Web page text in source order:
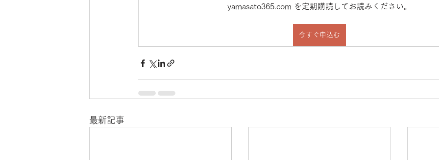
yamasato365.com を定期購読してお読みください。
今すぐ申込む
最新記事